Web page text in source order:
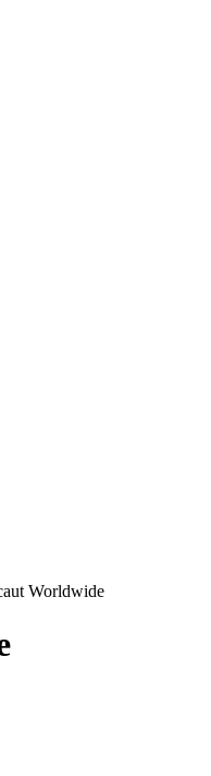
Worldwide